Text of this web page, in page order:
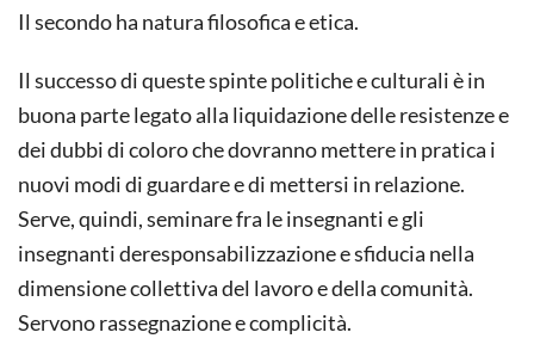
Il secondo ha natura filosofica e etica.
Il successo di queste spinte politiche e culturali è in
buona parte legato alla liquidazione delle resistenze e
dei dubbi di coloro che dovranno mettere in pratica i
nuovi modi di guardare e di mettersi in relazione.
Serve, quindi, seminare fra le insegnanti e gli
insegnanti deresponsabilizzazione e sfiducia nella
dimensione collettiva del lavoro e della comunità.
Servono rassegnazione e complicità.